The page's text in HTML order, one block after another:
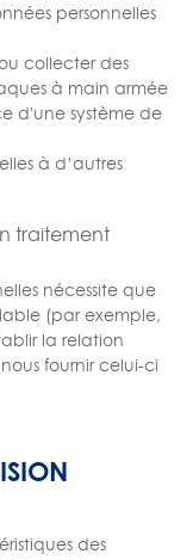
personnelles
collecter des
à main armée
d'une système de
à d’autres
traitement
nécessite que
(par exemple,
la relation
fournir celui-ci
des